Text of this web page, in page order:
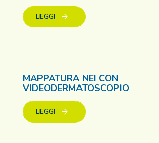
LEGGI
MAPPATURA NEI CON
VIDEODERMATOSCOPIO
LEGGI